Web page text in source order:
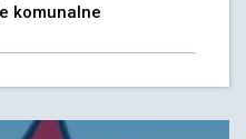
komunalne